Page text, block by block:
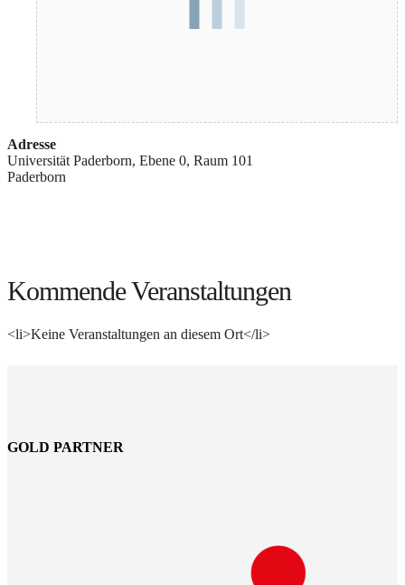
Adresse
Universität Paderborn, Ebene 0, Raum 101
Paderborn
Kommende Veranstaltungen
<li>Keine Veranstaltungen an diesem Ort</li>
GOLD PARTNER